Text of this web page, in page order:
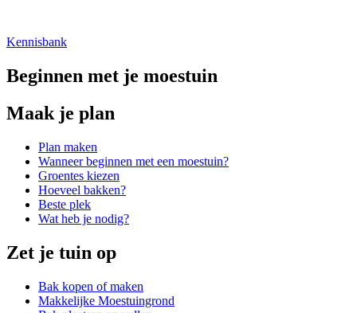
Kennisbank
Beginnen met je moestuin
Maak je plan
Plan maken
Wanneer beginnen met een moestuin?
Groentes kiezen
Hoeveel bakken?
Beste plek
Wat heb je nodig?
Zet je tuin op
Bak kopen of maken
Makkelijke Moestuingrond